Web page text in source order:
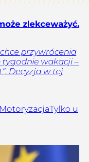
zlekceważyć.
przywrócenia
wakacji –
Decyzja w tej
MotoryzacjaTylko u